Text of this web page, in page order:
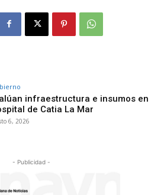
infraestructura e insumos en
de Catia La Mar
6, 2026
- Publicidad -